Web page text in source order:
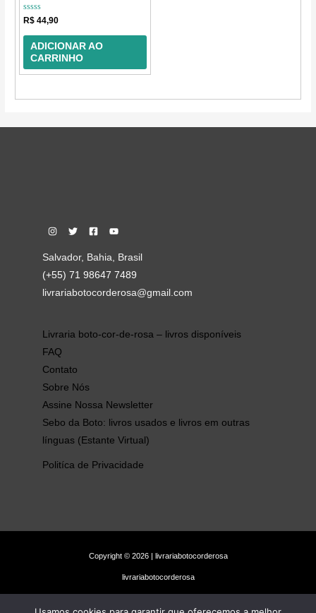
Avaliação
de
R$ 44,90
ADICIONAR AO
CARRINHO
Salvador, Bahia, Brasil
(+55) 71 98647 7489
livrariabotocorderosa@gmail.com
Livraria boto-cor-de-rosa – livros disponíveis
FAQ
Contato
Sobre Nós
Assine Nossa Newsletter
Sebo da Boto: livros usados e livros em outras
línguas (Estante Virtual)
Politíca de Privacidade
Copyright © 2026 | livrariabotocorderosa
livrariabotocorderosa